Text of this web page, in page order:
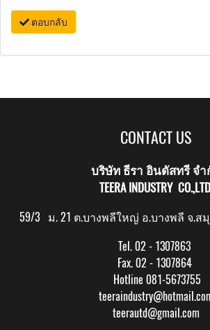
ตอบกลับ
CONTACT US
บริษัท ธีรา อินดัสทรี จำ
TEERA INDUSTRY
59/3 ม. 21 ต.บางพลีใหญ่ อ.บางพลี จ.ส
Tel. 02 - 1307863
Fax. 02 - 1307864
Hotline 081-5673755
teerautd@gmail.com